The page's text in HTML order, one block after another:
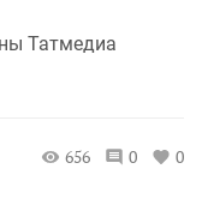
Татмедиа
656 0 0